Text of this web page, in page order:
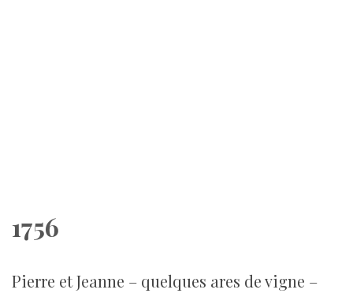
1756
Pierre et Jeanne – quelques ares de vigne –